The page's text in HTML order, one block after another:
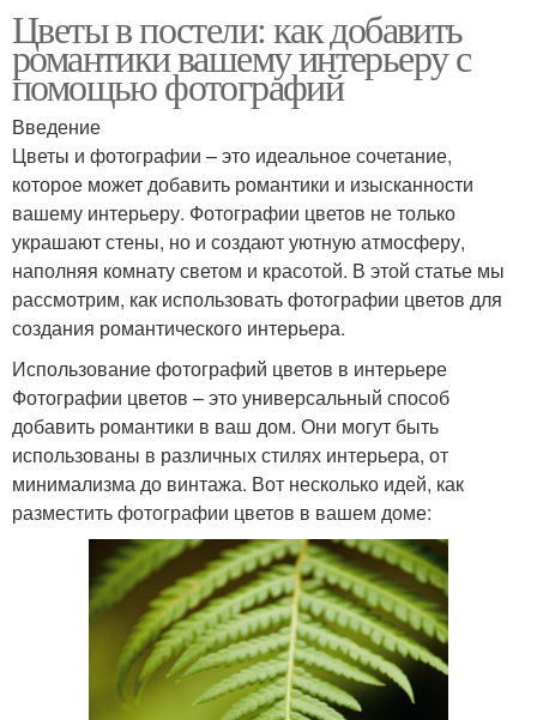
Цветы в постели: как добавить
романтики вашему интерьеру с
помощью фотографий
Введение
Цветы и фотографии – это идеальное сочетание,
которое может добавить романтики и изысканности
вашему интерьеру. Фотографии цветов не только
украшают стены, но и создают уютную атмосферу,
наполняя комнату светом и красотой. В этой статье мы
рассмотрим, как использовать фотографии цветов для
создания романтического интерьера.
Использование фотографий цветов в интерьере
Фотографии цветов – это универсальный способ
добавить романтики в ваш дом. Они могут быть
использованы в различных стилях интерьера, от
минимализма до винтажа. Вот несколько идей, как
разместить фотографии цветов в вашем доме: